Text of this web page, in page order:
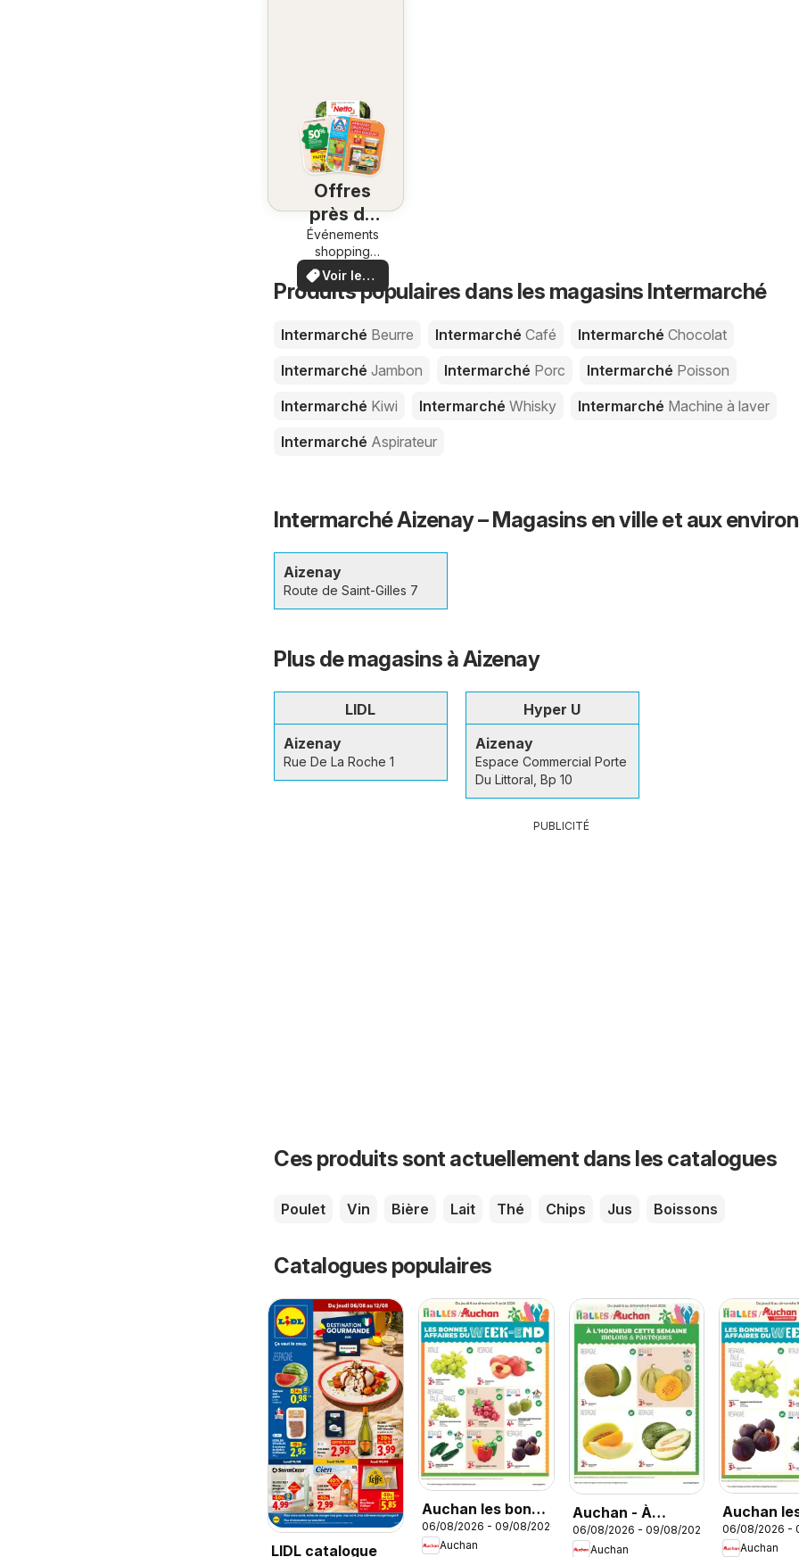
Offres
près de
chez vous
Événements
shopping
locaux et
offres
spéciales
Voir les
offres
Produits populaires dans les magasins Intermarché
Intermarché Beurre Intermarché Café Intermarché Chocolat
Intermarché Jambon Intermarché Porc Intermarché Poisson
Intermarché Kiwi Intermarché Whisky Intermarché Machine à laver
Intermarché Aspirateur
Intermarché Aizenay – Magasins en ville et aux
Aizenay
Route de Saint-Gilles 7
Plus de magasins à Aizenay
LIDL
Aizenay
Rue De La Roche 1
Hyper U
Aizenay
Espace Commercial Porte
Du Littoral, Bp 10
PUBLICITÉ
Ces produits sont actuellement dans les catalogues
Poulet Vin Bière Lait Thé Chips Jus Boissons
Catalogues populaires
LIDL catalogue
Auchan les bons
plans du week-
end dans votre
06/08/2026 - 09/08/2026
Auchan
Auchan - À
l'honneur cette
06/08/2026 - 09/08/2026
Auchan
Auchan
plans du
06/08/2026 -
Auchan